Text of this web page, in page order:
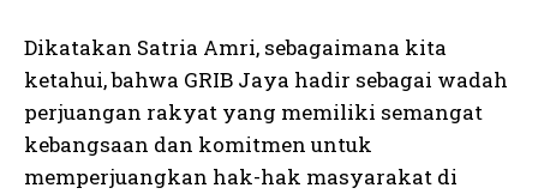
Dikatakan Satria Amri, sebagaimana kita
ketahui, bahwa GRIB Jaya hadir sebagai wadah
perjuangan rakyat yang memiliki semangat
kebangsaan dan komitmen untuk
memperjuangkan hak-hak masyarakat di